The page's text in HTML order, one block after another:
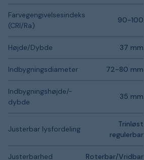
Farvegengivelsesindeks
(CRI/Ra)
90-100
Højde/Dybde 37 mm
Indbygningsdiameter 72-80 mm
Indbygningshøjde/-
dybde
35 mm
Justerbar lysfordeling
Trinløst
regulerbar
Justerbarhed Roterbar/Vridbar